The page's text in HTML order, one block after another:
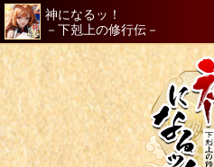
神になるッ！
－下剋上の修行伝－